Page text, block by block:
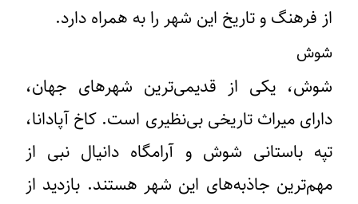
از فرهنگ و تاریخ این شهر را به همراه دارد.
شوش
شوش، یکی از قدیمی‌ترین شهرهای جهان،
دارای میراث تاریخی بی‌نظیری است. کاخ آپادانا،
تپه باستانی شوش و آرامگاه دانیال نبی از
مهم‌ترین جاذبه‌های این شهر هستند. بازدید از